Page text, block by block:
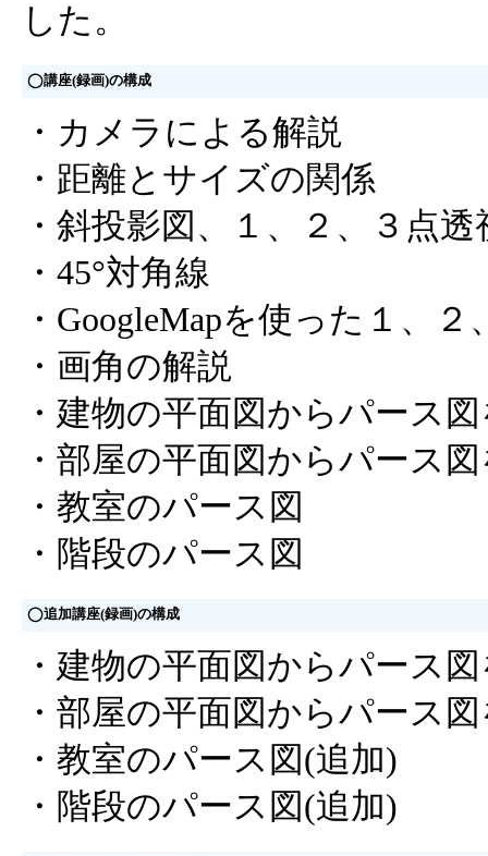
した。
◯講座(録画)の構成
・カメラによる解説
・距離とサイズの関係
・斜投影図、１、２、３点透
・45°対角線
・GoogleMapを使った１、
・画角の解説
・建物の平面図からパース
・部屋の平面図からパース
・教室のパース図
・階段のパース図
◯追加講座(録画)の構成
・建物の平面図からパース
・部屋の平面図からパース
・教室のパース図(追加)
・階段のパース図(追加)